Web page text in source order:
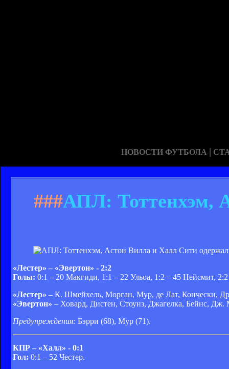
НОВОСТИ ФУТБОЛА |
###АПЛ: Тоттенхэм,
«Лестер» – «Эвертон» - 2:2
Голы: 0:1 – 20 Макгиди, 1:1 – 22 Ульоа, 1:2 – 45 Нейсмит,
«Лестер» – К. Шмейхель, Морган, Мур, де Лат, Кончески,
«Эвертон» – Ховард, Дистен, Стоунз, Джагелка, Бейнс,
Предупреждения: Бэрри (68), Мур (71).
КПР – «Халл» - 0:1
Гол: 0:1 – 52 Честер.